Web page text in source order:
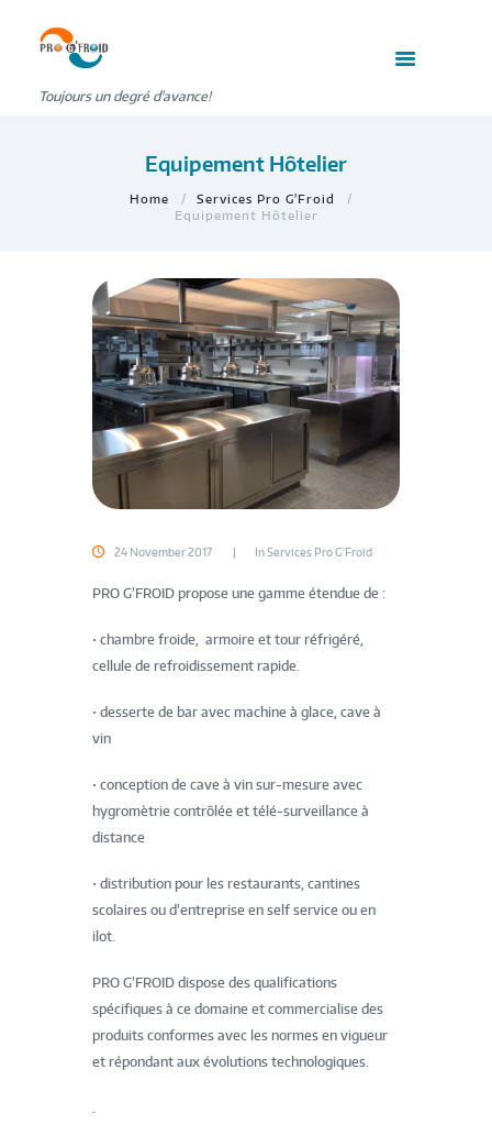
Toujours un degré d'avance!
Equipement Hôtelier
Home
Services Pro G'Froid
Equipement Hôtelier
24 November 2017 InServices Pro G'Froid
PRO G’FROID propose une gamme étendue de :
• chambre froide, armoire et tour réfrigéré,
cellule de refroidissement rapide.
• desserte de bar avec machine à glace, cave à
vin
• conception de cave à vin sur-mesure avec
hygromètrie contrôlée et télé-surveillance à
distance
• distribution pour les restaurants, cantines
scolaires ou d’entreprise en self service ou en
ilot.
PRO G’FROID dispose des qualifications
spécifiques à ce domaine et commercialise des
produits conformes avec les normes en vigueur
et répondant aux évolutions technologiques.